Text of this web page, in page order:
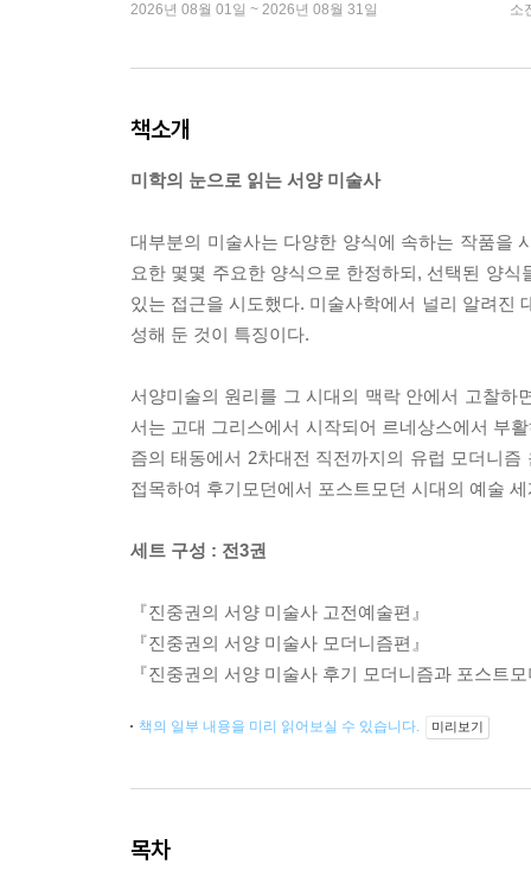
2026년 08월 01일 ~ 2026년 08월 31일 소
책소개
미학의 눈으로 읽는 서양 미술사
대부분의 미술사는 다양한 양식에 속하는 작품을
요한 몇몇 주요한 양식으로 한정하되, 선택된 양
있는 접근을 시도했다. 미술사학에서 널리 알려진
성해 둔 것이 특징이다.
서양미술의 원리를 그 시대의 맥락 안에서 고찰하
서는 고대 그리스에서 시작되어 르네상스에서 부
즘의 태동에서 2차대전 직전까지의 유럽 모더니
접목하여 후기모던에서 포스트모던 시대의 예술
세트 구성 : 전3권
『진중권의 서양 미술사 고전예술편』
『진중권의 서양 미술사 모더니즘편』
『진중권의 서양 미술사 후기 모더니즘과 포스트
책의 일부 내용을 미리 읽어보실 수 있습니다. 미리보기
목차